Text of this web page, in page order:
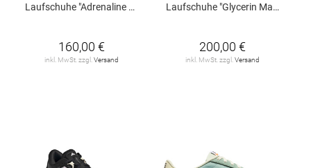
Laufschuhe "Adrenaline GTS 25 W"
160,00 €
inkl. MwSt. zzgl. Versand
Laufschuhe "Glycerin Max 2"
200,00 €
inkl. MwSt. zzgl. Versand